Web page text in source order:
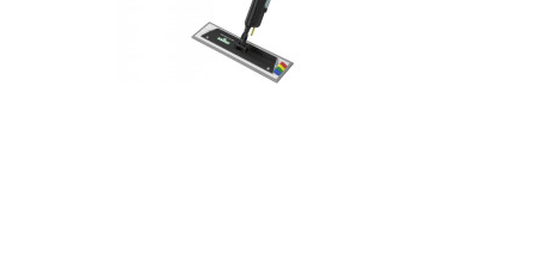
Detergenti covoare, mochete,